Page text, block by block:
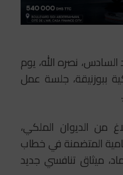
نصره الله، يوم
الملكية ببوزنيقة، جلسة عمل
من الديوان الملكي،
المتضمنة في خطاب
ميثاق تنافسي جديد